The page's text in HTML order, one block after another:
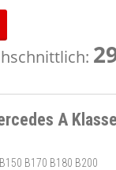
A
B170 B180 B200